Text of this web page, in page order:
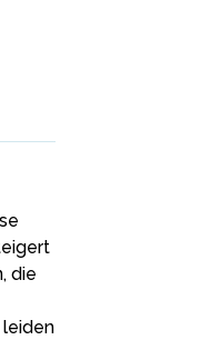
die
leiden